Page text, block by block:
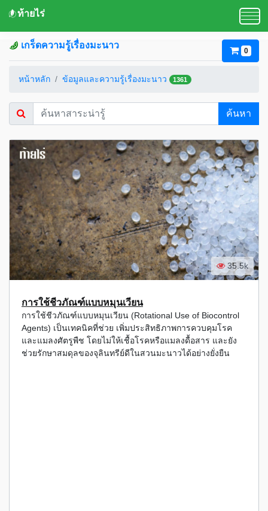
ท้ายไร่
เกร็ดความรู้เรื่องมะนาว
0
หน้าหลัก ข้อมูลและความรู้เรื่องมะนาว 1361
ค้นหา
35.5k
การใช้ชีวภัณฑ์แบบหมุนเวียน
การใช้ชีวภัณฑ์แบบหมุนเวียน (Rotational Use of Biocontrol
Agents) เป็นเทคนิคที่ช่วย เพิ่มประสิทธิภาพการควบคุมโรค
และแมลงศัตรูพืช โดยไม่ให้เชื้อโรคหรือแมลงดื้อสาร และยัง
ช่วยรักษาสมดุลของจุลินทรีย์ดีในสวนมะนาวได้อย่างยั่งยืน